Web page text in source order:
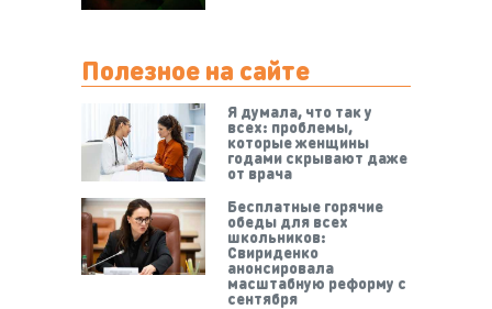
Полезное на сайте
Я думала, что так у
всех: проблемы,
которые женщины
годами скрывают даже
от врача
Бесплатные горячие
обеды для всех
школьников:
Свириденко
анонсировала
масштабную реформу с
сентября